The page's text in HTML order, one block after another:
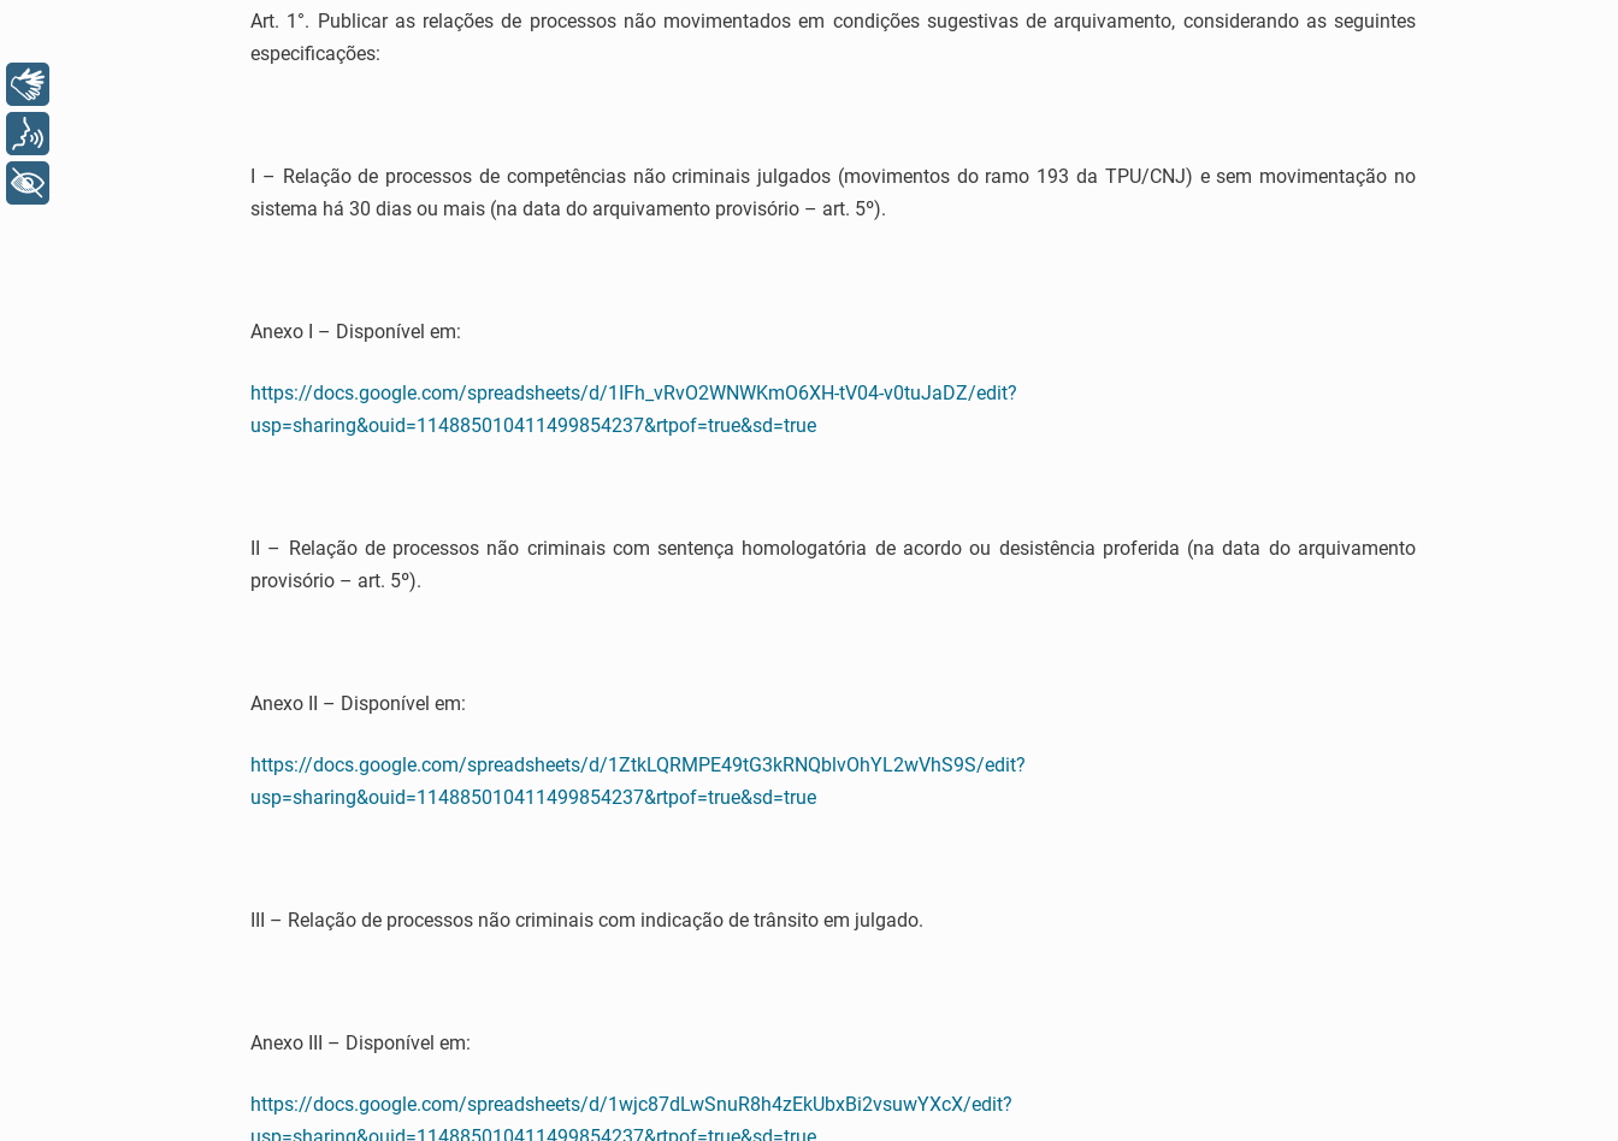
Art. 1°. Publicar as relações de processos não movimentados em condições sugestivas de arquivamento, considerando as seguintes
especificações:
I – Relação de processos de competências não criminais julgados (movimentos do ramo 193 da TPU/CNJ) e sem movimentação no
sistema há 30 dias ou mais (na data do arquivamento provisório – art. 5º).
Anexo I – Disponível em:
https://docs.google.com/spreadsheets/d/1IFh_vRvO2WNWKmO6XH-tV04-v0tuJaDZ/edit?
usp=sharing&ouid=114885010411499854237&rtpof=true&sd=true
II – Relação de processos não criminais com sentença homologatória de acordo ou desistência proferida (na data do arquivamento
provisório – art. 5º).
Anexo II – Disponível em:
https://docs.google.com/spreadsheets/d/1ZtkLQRMPE49tG3kRNQblvOhYL2wVhS9S/edit?
usp=sharing&ouid=114885010411499854237&rtpof=true&sd=true
III – Relação de processos não criminais com indicação de trânsito em julgado.
Anexo III – Disponível em:
https://docs.google.com/spreadsheets/d/1wjc87dLwSnuR8h4zEkUbxBi2vsuwYXcX/edit?